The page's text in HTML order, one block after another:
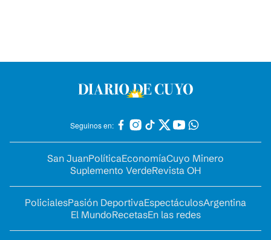
Seguinos en:
San JuanPolíticaEconomíaCuyo Minero
Suplemento VerdeRevista OH
PolicialesPasión DeportivaEspectáculosArgentina
El MundoRecetasEn las redes